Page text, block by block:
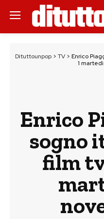
Dituttounpop> TV> Enrico
1
Enrico
sogno
film tv